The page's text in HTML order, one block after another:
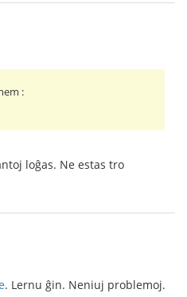
:
loĝas. Ne estas tro
. Lernu ĝin. Neniuj problemoj.